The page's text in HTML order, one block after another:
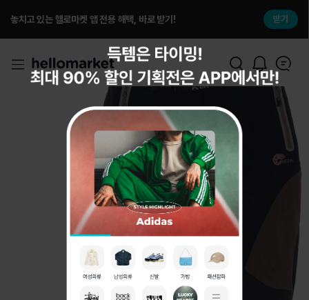
놓치고 있는 헬로마켓 앱 전용 해택, 바로 받기! 받기